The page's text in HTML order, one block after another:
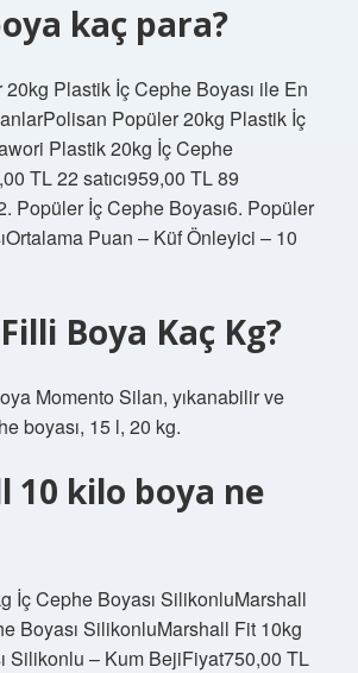
kaç para?
Plastik İç Cephe Boyası ile En
Popüler 20kg Plastik İç
Plastik 20kg İç Cephe
TL 22 satıcı959,00 TL 89
Popüler İç Cephe Boyası6. Popüler
Puan – Küf Önleyici – 10
Boya Kaç Kg?
Momento Silan, yıkanabilir ve
boyası, 15 l, 20 kg.
10 kilo boya ne
İç Cephe Boyası SilikonluMarshall
Boyası SilikonluMarshall Fit 10kg
Silikonlu – Kum BejiFiyat750,00 TL